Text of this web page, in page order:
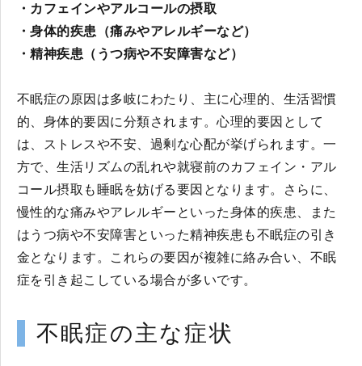
・カフェインやアルコールの摂取
・身体的疾患（痛みやアレルギーなど）
・精神疾患（うつ病や不安障害など）
不眠症の原因は多岐にわたり、主に心理的、生活習慣
的、身体的要因に分類されます。心理的要因として
は、ストレスや不安、過剰な心配が挙げられます。一
方で、生活リズムの乱れや就寝前のカフェイン・アル
コール摂取も睡眠を妨げる要因となります。さらに、
慢性的な痛みやアレルギーといった身体的疾患、また
はうつ病や不安障害といった精神疾患も不眠症の引き
金となります。これらの要因が複雑に絡み合い、不眠
症を引き起こしている場合が多いです。
不眠症の主な症状